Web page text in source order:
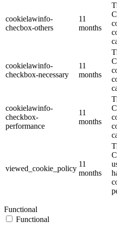
cookielawinfo-
checbox-others
11
months
cookielawinfo-
checkbox-necessary
11
months
cookielawinfo-
checkbox-
performance
11
months
viewed_cookie_policy
11
months
Functional
Functional